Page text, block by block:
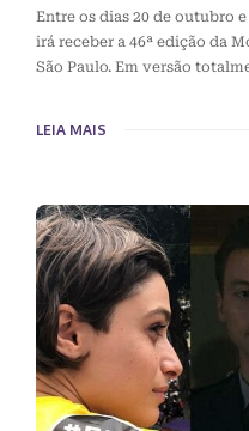
Entre os dias 20 de outubro
irá receber a 46ª edição da
São Paulo. Em versão
LEIA MAIS